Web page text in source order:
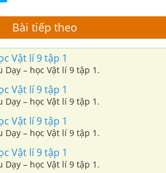
Bài tiếp theo
Vật lí 9 tập 1
– học Vật lí 9 tập 1.
Vật lí 9 tập 1
– học Vật lí 9 tập 1.
Vật lí 9 tập 1
– học Vật lí 9 tập 1.
Vật lí 9 tập 1
– học Vật lí 9 tập 1.